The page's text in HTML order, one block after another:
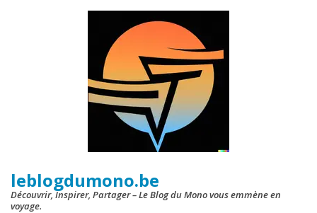
leblogdumono.be
Découvrir, Inspirer, Partager – Le Blog du Mono vous emmène en
voyage.